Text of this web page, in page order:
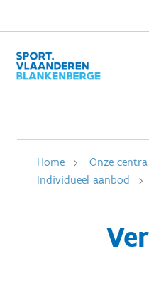
Home Onze centra
Individueel aanbod